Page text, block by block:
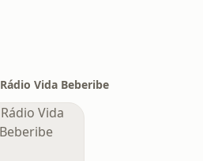
Rádio Vida Beberibe